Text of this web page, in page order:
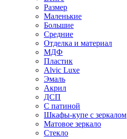
Размер
Маленькие
Большие
Средние
Отделка и материал
МДФ
Пластик
Alvic Luxe
Эмаль
Акрил
ДСП
С патиной
Шкафы-купе с зеркалом
Матовое зеркало
Стекло